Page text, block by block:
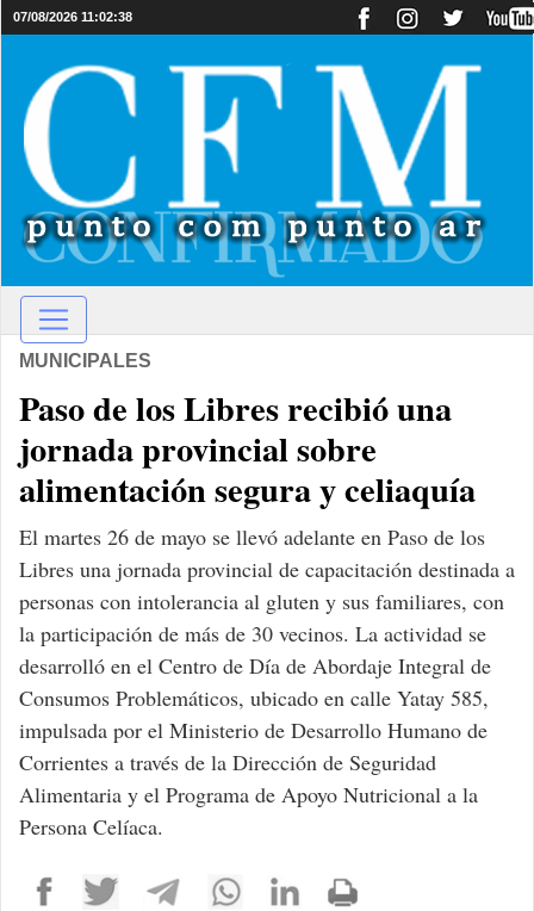
07/08/2026 11:02:38
MUNICIPALES
Paso de los Libres recibió una
jornada provincial sobre
alimentación segura y celiaquía
El martes 26 de mayo se llevó adelante en Paso de los
Libres una jornada provincial de capacitación destinada a
personas con intolerancia al gluten y sus familiares, con
la participación de más de 30 vecinos. La actividad se
desarrolló en el Centro de Día de Abordaje Integral de
Consumos Problemáticos, ubicado en calle Yatay 585,
impulsada por el Ministerio de Desarrollo Humano de
Corrientes a través de la Dirección de Seguridad
Alimentaria y el Programa de Apoyo Nutricional a la
Persona Celíaca.